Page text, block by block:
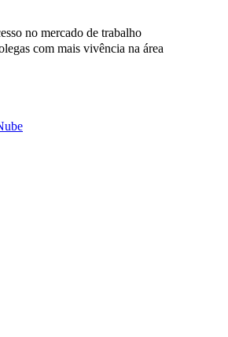
no mercado de trabalho
com mais vivência na área